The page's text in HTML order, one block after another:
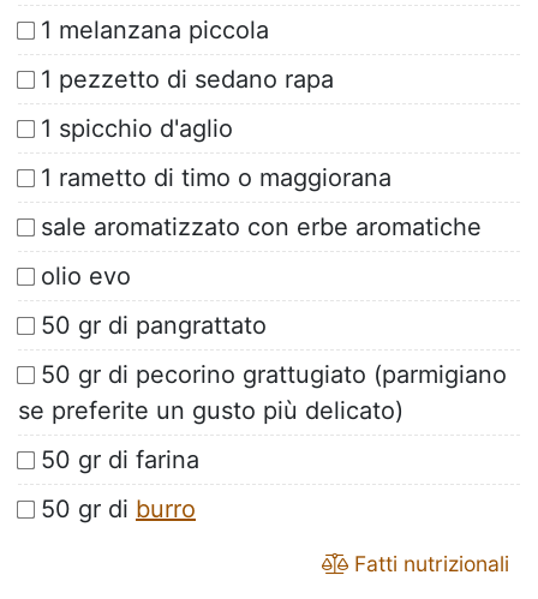
1 melanzana piccola
1 pezzetto di sedano rapa
1 spicchio d'aglio
1 rametto di timo o maggiorana
sale aromatizzato con erbe aromatiche
olio evo
50 gr di pangrattato
50 gr di pecorino grattugiato (parmigiano
se preferite un gusto più delicato)
50 gr di farina
50 gr di burro
Fatti nutrizionali